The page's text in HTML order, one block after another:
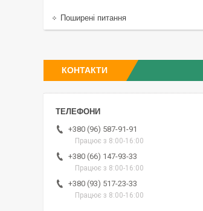
Поширені питання
КОНТАКТИ
+380 (96) 587-91-91
Працює з 8:00-16:00
+380 (66) 147-93-33
Працює з 8:00-16:00
+380 (93) 517-23-33
Працює з 8:00-16:00